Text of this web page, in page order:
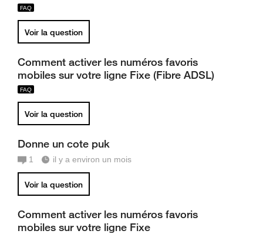
Voir la question
Comment activer les numéros favoris
mobiles sur votre ligne Fixe (Fibre ADSL)
Voir la question
Donne un cote puk
1 il y a environ un mois
Voir la question
Comment activer les numéros favoris
mobiles sur votre ligne Fixe